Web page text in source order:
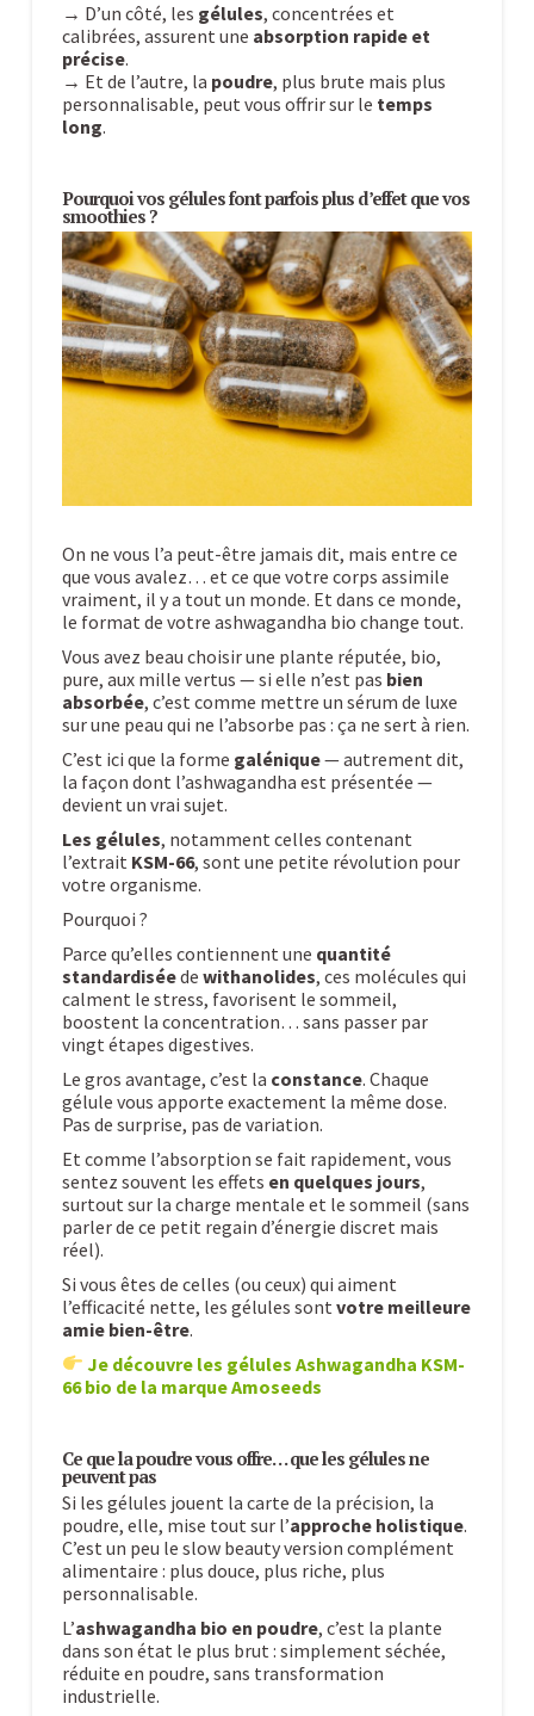
→ D’un côté, les gélules, concentrées et
calibrées, assurent une absorption rapide et
précise.
→ Et de l’autre, la poudre, plus brute mais plus
personnalisable, peut vous offrir sur le temps
long.
Pourquoi vos gélules font parfois plus d’effet que vos
smoothies ?
On ne vous l’a peut-être jamais dit, mais entre ce
que vous avalez… et ce que votre corps assimile
vraiment, il y a tout un monde. Et dans ce monde,
le format de votre ashwagandha bio change tout.
Vous avez beau choisir une plante réputée, bio,
pure, aux mille vertus — si elle n’est pas bien
absorbée, c’est comme mettre un sérum de luxe
sur une peau qui ne l’absorbe pas : ça ne sert à rien.
C’est ici que la forme galénique— autrement dit,
la façon dont l’ashwagandha est présentée —
devient un vrai sujet.
Les gélules, notamment celles contenant
l’extrait KSM-66, sont une petite révolution pour
votre organisme.
Pourquoi ?
Parce qu’elles contiennent une quantité
standardiséede withanolides, ces molécules qui
calment le stress, favorisent le sommeil,
boostent la concentration… sans passer par
vingt étapes digestives.
Le gros avantage, c’est la constance. Chaque
gélule vous apporte exactement la même dose.
Pas de surprise, pas de variation.
Et comme l’absorption se fait rapidement, vous
sentez souvent les effets en quelques jours,
surtout sur la charge mentale et le sommeil (sans
parler de ce petit regain d’énergie discret mais
réel).
Si vous êtes de celles (ou ceux) qui aiment
l’efficacité nette, les gélules sont votre meilleure
amie bien-être.
Je découvre les gélules Ashwagandha KSM-
66 bio de la marque Amoseeds
Ce que la poudre vous offre… que les gélules ne
peuvent pas
Si les gélules jouent la carte de la précision, la
poudre, elle, mise tout sur l’approche holistique.
C’est un peu le slow beauty version complément
alimentaire : plus douce, plus riche, plus
personnalisable.
L’ashwagandha bio en poudre, c’est la plante
dans son état le plus brut : simplement séchée,
réduite en poudre, sans transformation
industrielle.